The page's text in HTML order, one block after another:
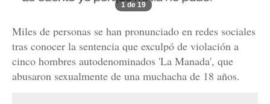
1 de 19
Miles de personas se han pronunciado en redes sociales
tras conocer la sentencia que exculpó de violación a
cinco hombres autodenominados 'La Manada', que
abusaron sexualmente de una muchacha de 18 años.